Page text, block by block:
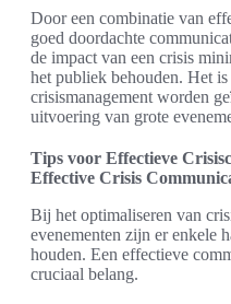
Door een combinatie van
goed doordachte
de impact van een crisis
het publiek behouden. Het is
crisismanagement worden
uitvoering van grote
Tips voor Effectieve
Effective Crisis
Bij het optimaliseren van
evenementen zijn er enkele
houden. Een effectieve
cruciaal belang.